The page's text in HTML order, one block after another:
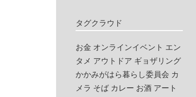
タグクラウド
お金 オンラインイベント エン
タメ アウトドア ギョザリング
かかみがはら暮らし委員会 カ
メラ そば カレー お酒 アート